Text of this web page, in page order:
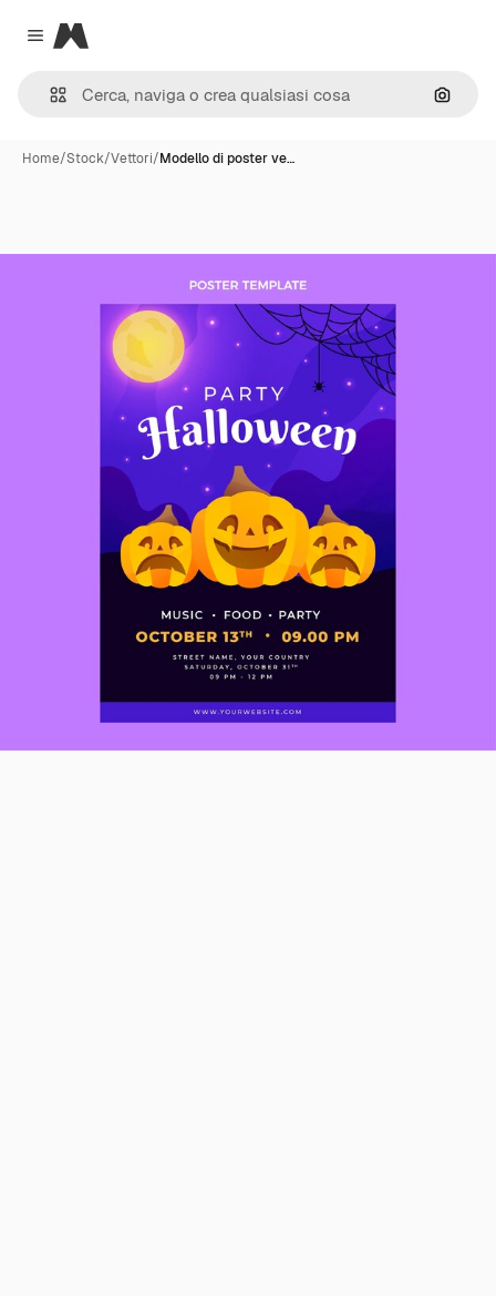
Close menu
Magnific
Cerca
Home/Stock/Vettori/Modello di poster ve…